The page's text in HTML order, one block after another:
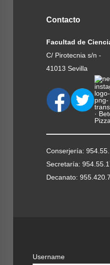
Contacto
Facultad de
C/ Pirotecnia s/n -
41013 Sevilla
Conserjería:
Secretaría:
Decanato:
Username